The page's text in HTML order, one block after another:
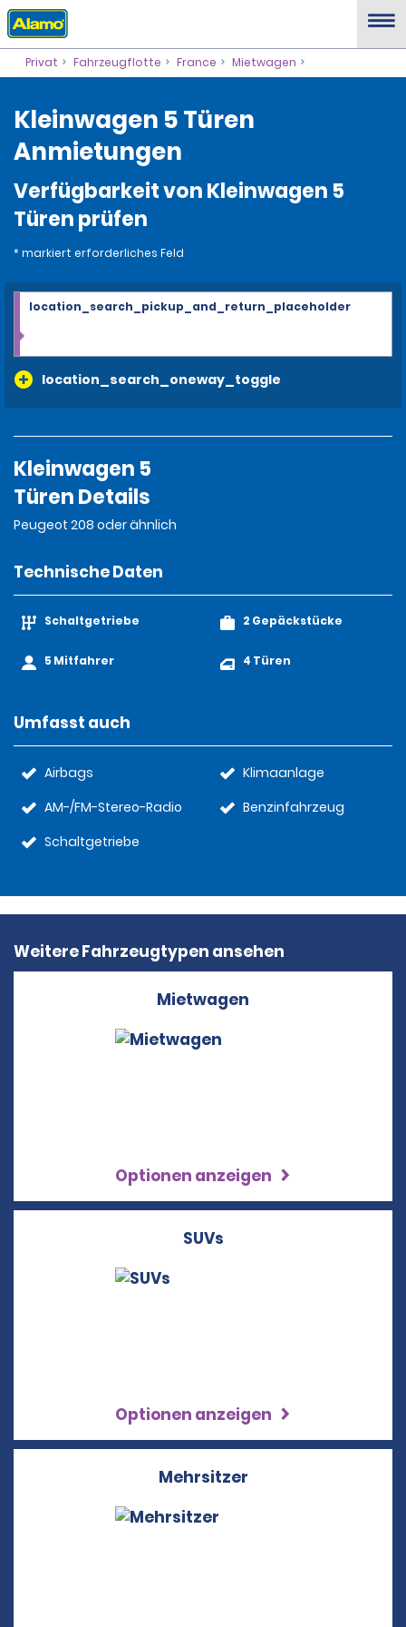
Privat Fahrzeugflotte France Mietwagen
Kleinwagen 5 Türen
Anmietungen
Verfügbarkeit von Kleinwagen 5
Türen prüfen
* markiert erforderliches Feld
location_search_oneway_toggle
location_search_pickup_and_return_placeholder
Kleinwagen 5
Türen Details
Peugeot 208 oder ähnlich
Technische Daten
Schaltgetriebe
5 Mitfahrer
2 Gepäckstücke
4 Türen
Umfasst auch
Airbags
AM-/FM-Stereo-Radio
Schaltgetriebe
Klimaanlage
Benzinfahrzeug
Weitere Fahrzeugtypen ansehen
Mietwagen
Optionen anzeigen
SUVs
Optionen anzeigen
Mehrsitzer